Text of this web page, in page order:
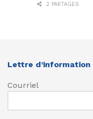
2 PARTAGES
Lettre d’information
Courriel